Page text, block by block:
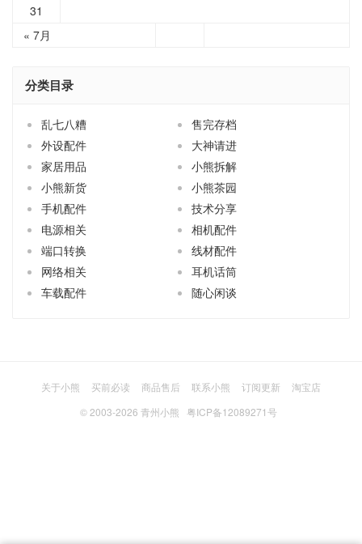
« 7月
31
分类目录
乱七八糟
售完存档
外设配件
大神请进
家居用品
小熊拆解
小熊新货
小熊茶园
手机配件
技术分享
电源相关
相机配件
端口转换
线材配件
网络相关
耳机话筒
车载配件
随心闲谈
关于小熊 买前必读 商品售后 联系小熊 订阅更新
淘宝店
© 2003-2026 青州小熊 粤ICP备12089271号